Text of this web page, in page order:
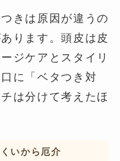
きは原因が違うの
ります。頭皮は皮
ジケアとスタイリ
に「ベタつき対
は分けて考えたほ
いから厄介